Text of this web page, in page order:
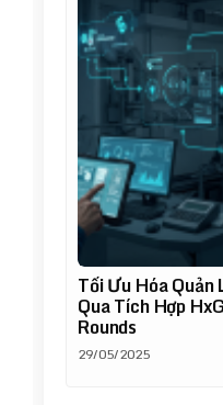
Tối Ưu Hóa Quản
Qua Tích Hợp
Rounds
29/05/2025